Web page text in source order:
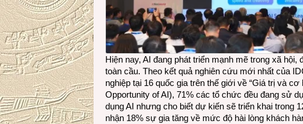
Hiện nay, AI đang phát triển mạnh mẽ trong xã
toàn cầu. Theo kết quả nghiên cứu mới nhất của
nghiệp tại 16 quốc gia trên thế giới về “Giá trị và
Opportunity of AI), 71% các tổ chức đều đang sử
dụng AI nhưng cho biết dự kiến sẽ triển khai trong
nhận 18% sự gia tăng về mức độ hài lòng khách